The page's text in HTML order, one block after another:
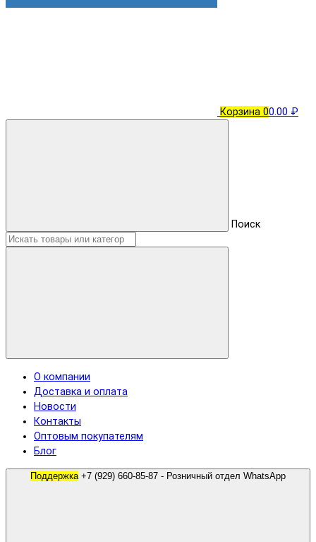
Корзина 00.00 ₽
Поиск
О компании
Доставка и оплата
Новости
Контакты
Оптовым покупателям
Блог
Поддержка +7 (929) 660-85-87 - Розничный отдел WhatsApp